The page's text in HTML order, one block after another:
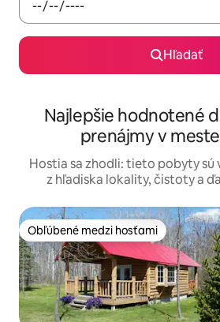
Hľadať
Najlepšie hodnotené
prenájmy v
Hostia sa zhodli: tieto pobyty sú
z hľadiska lokality, čistoty a
Obľúbené medzi hosťami
Obľúbené medzi hosťami